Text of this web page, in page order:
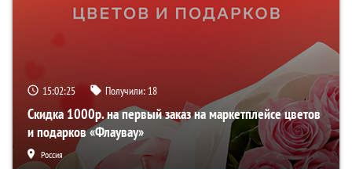
15:02:24 Получили: 18
Скидка 1000р. на первый заказ на маркетплейсе цветов
и подарков «Флаувау»
Россия